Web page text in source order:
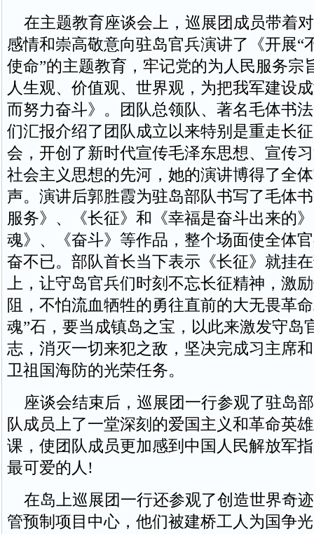
在主题教育座谈会上，巡展团成员带着
感情和崇高敬意向驻岛官兵演讲了《开展“
使命”的主题教育，牢记党的为人民服务宗
人生观、价值观、世界观，为把我军建设
而努力奋斗》。团队总领队、著名毛体书
们汇报介绍了团队成立以来特别是重走长
会，开创了新时代宣传毛泽东思想、宣传
社会主义思想的先河，她的演讲博得了全
声。演讲后郭胜霞为驻岛部队书写了毛体
服务》、《长征》和《幸福是奋斗出来的
魂》、《奋斗》等作品，整个场面使全体
奋不已。部队首长当下表示《长征》就挂
上，让守岛官兵们时刻不忘长征精神，激
阻，不怕流血牺牲的勇往直前的大无畏革
魂”石，要当成镇岛之宝，以此来激发守岛
志，消灭一切来犯之敌，坚决完成习主席
卫祖国海防的光荣任务。
座谈会结束后，巡展团一行参观了驻岛
队成员上了一堂深刻的爱国主义和革命英
课，使团队成员更加感到中国人民解放军
最可爱的人!
在岛上巡展团一行还参观了创造世界奇
管预制项目中心，他们被建桥工人为国争